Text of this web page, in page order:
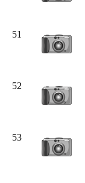
51
52
53